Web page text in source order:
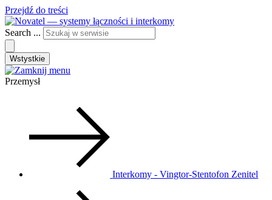
Przejdź do treści
Search ...
Wstystkie
Przemysł
Interkomy - Vingtor-Stentofon Zenitel